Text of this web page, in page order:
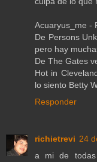
Acuaryus_me -
De Persons
pero hay
De The Gates
Hot in
lo siento Betty
Responder
richietrevi 24
a mi de